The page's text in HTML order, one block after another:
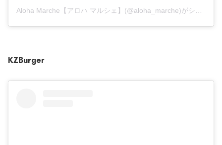
Aloha Marche【アロハ マルシェ】(@aloha_marche)がシェアした投稿
KZBurger